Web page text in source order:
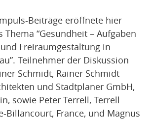
Beiträge eröffnete hier
Thema “Gesundheit – Aufgaben
Freiraumgestaltung in
Teilnehmer der Diskussion
Schmidt, Rainer Schmidt
und Stadtplaner GmbH,
sowie Peter Terrell, Terrell
Billancourt, France, und Magnus